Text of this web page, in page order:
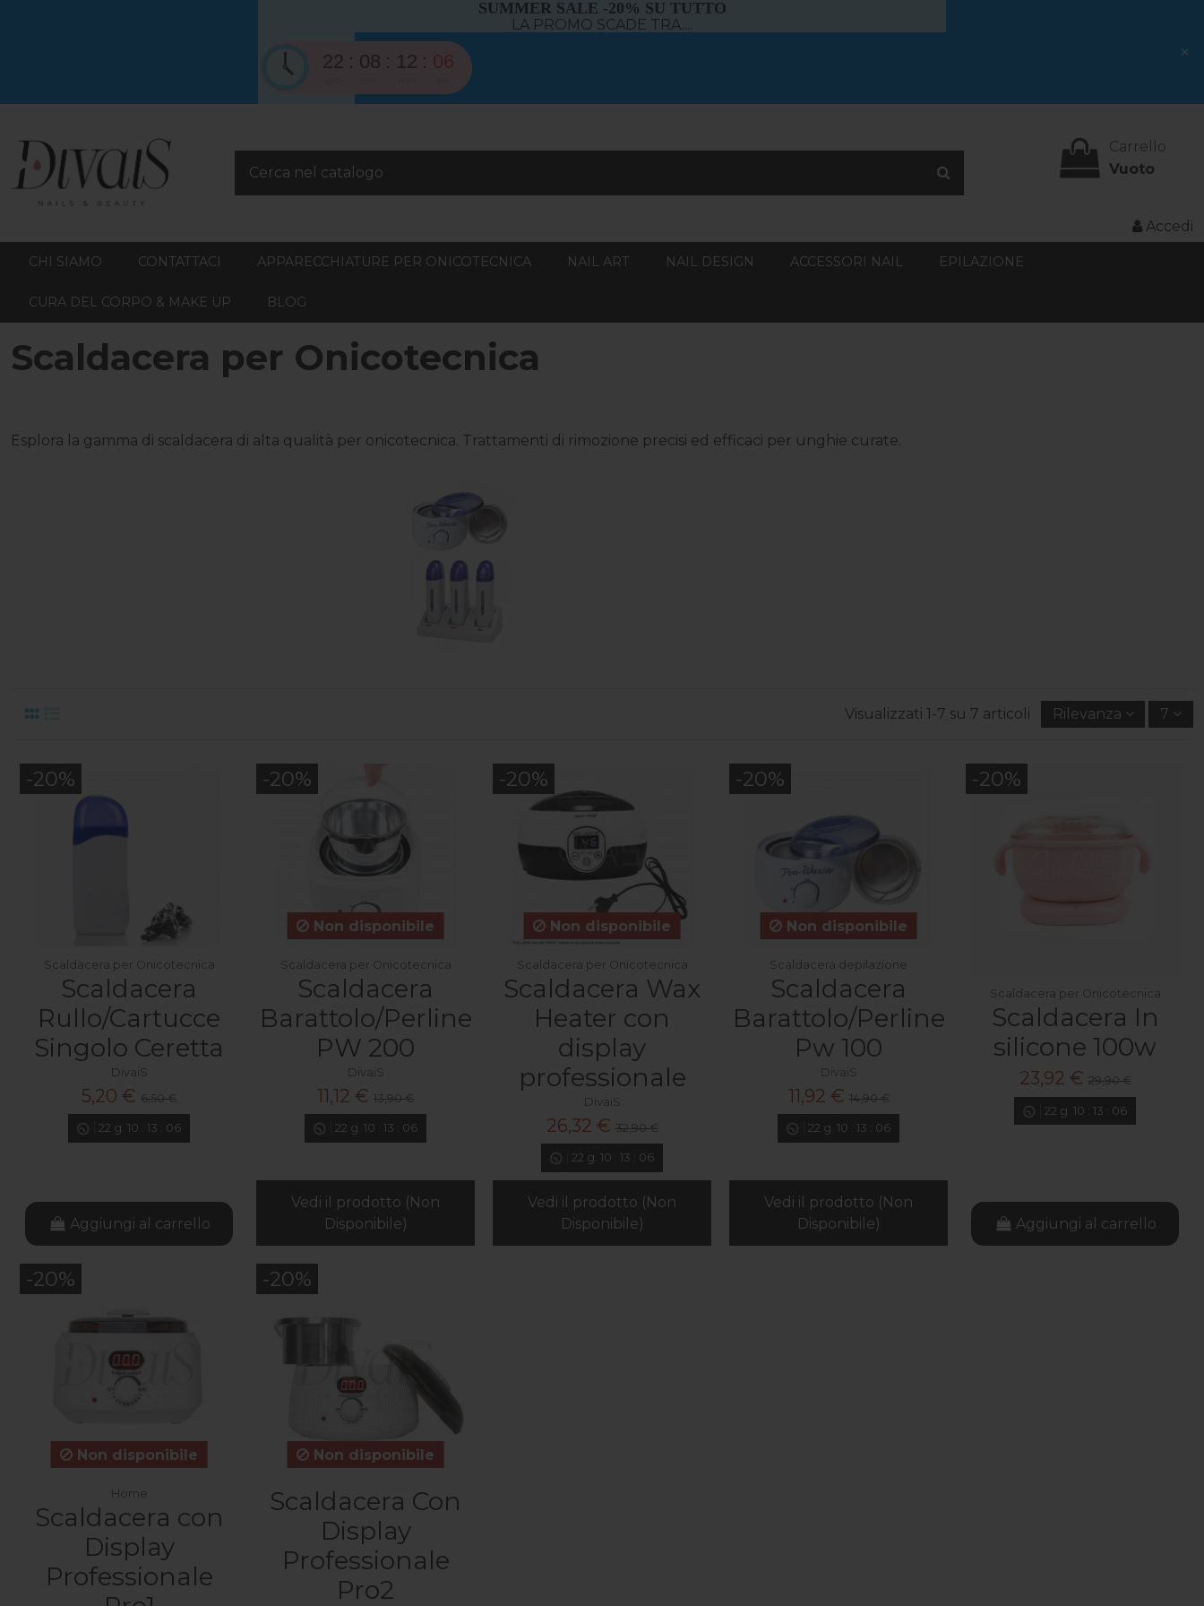
SUMMER SALE -20% SU TUTTO
LA PROMO SCADE TRA....
22 08 12 05 ×
Carrello
Vuoto
Accedi
CHI SIAMO CONTATTACI APPARECCHIATURE PER ONICOTECNICA NAIL ART NAIL DESIGN ACCESSORI NAIL EPILAZIONE
CURA DEL CORPO & MAKE UP BLOG
Scaldacera per Onicotecnica
Esplora la gamma di scaldacera di alta qualità per onicotecnica. Trattamenti di rimozione precisi ed efficaci per unghie curate.
Visualizzati 1-7 su 7 articoli Rilevanza 7
-20%
Scaldacera per Onicotecnica
Scaldacera
Rullo/Cartucce
Singolo Ceretta
DivaiS
5,20 € 6,50 €
22 g. 10 :13 : 05
Aggiungi al carrello
-20%
Non disponibile
Scaldacera per Onicotecnica
Scaldacera
Barattolo/Perline
PW 200
DivaiS
11,12 € 13,90 €
22 g. 10 :13 : 05
Vedi il prodotto (Non
Disponibile)
-20%
Non disponibile
Scaldacera per Onicotecnica
Scaldacera Wax
Heater con
display
professionale
DivaiS
26,32 € 32,90 €
22 g. 10 :13 : 05
Vedi il prodotto (Non
Disponibile)
-20%
Non disponibile
Scaldacera depilazione
Scaldacera
Barattolo/Perline
Pw 100
DivaiS
11,92 € 14,90 €
22 g. 10 :13 : 05
Vedi il prodotto (Non
Disponibile)
-20%
Scaldacera per Onicotecnica
Scaldacera In
silicone 100w
23,92 € 29,90 €
22 g. 10 :13 : 05
Aggiungi al carrello
-20%
Non disponibile
Home
Scaldacera con
Display
Professionale
-20%
Non disponibile
Scaldacera Con
Display
Professionale
Pro2